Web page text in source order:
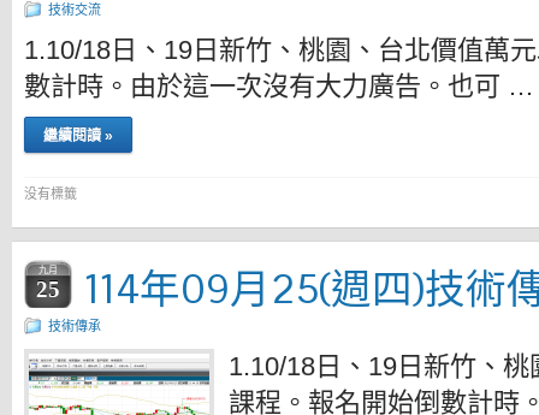
技術交流
1.10/18日、19日新竹、桃園、台北價值萬
數計時。由於這一次沒有大力廣告。也可 …
繼續閱讀 »
没有標籤
九月
25 114年09月25(週四)技術
技術傳承
1.10/18日、19日新竹、
課程。報名開始倒數計時